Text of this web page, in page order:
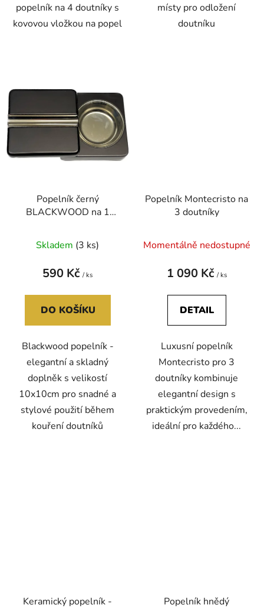
popelník na 4 doutníky s
kovovou vložkou na popel
místy pro odložení
doutníku
Popelník černý
BLACKWOOD na 1
Skladem (3 ks)
590 Kč / ks
DO KOŠÍKU
Blackwood popelník -
elegantní a skladný
doplněk s velikostí
10x10cm pro snadné a
stylové použití během
kouření doutníků
Popelník Montecristo na
3 doutníky
Momentálně nedostupné
1 090 Kč / ks
DETAIL
Luxusní popelník
Montecristo pro 3
doutníky kombinuje
elegantní design s
praktickým provedením,
ideální pro každého...
Keramický popelník -
Popelník hnědý